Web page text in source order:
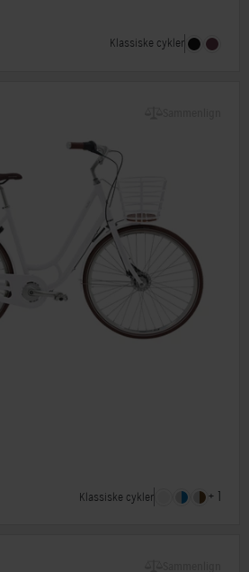
Rullebremse Shimano RC3000
Klassiske cykler
Rullebremse
Klassiske cykler + 1